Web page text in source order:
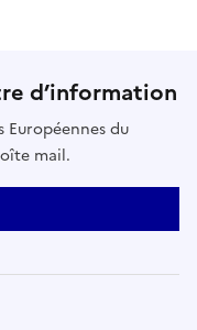
d’information
Européennes du
mail.